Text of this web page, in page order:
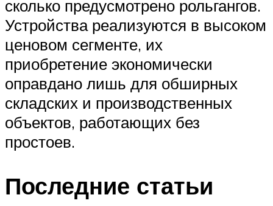
сколько предусмотрено рольгангов.
Устройства реализуются в высоком
ценовом сегменте, их
приобретение экономически
оправдано лишь для обширных
складских и производственных
объектов, работающих без
простоев.
Последние статьи